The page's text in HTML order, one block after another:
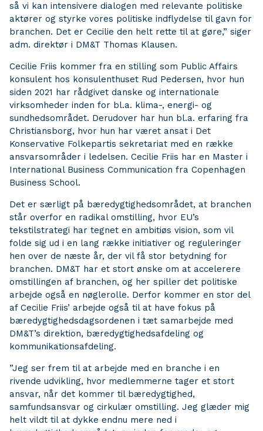
så vi kan intensivere dialogen med relevante politiske
aktører og styrke vores politiske indflydelse til gavn for
branchen. Det er Cecilie den helt rette til at gøre,” siger
adm. direktør i DM&T Thomas Klausen.
Cecilie Friis kommer fra en stilling som Public Affairs
konsulent hos konsulenthuset Rud Pedersen, hvor hun
siden 2021 har rådgivet danske og internationale
virksomheder inden for bl.a. klima-, energi- og
sundhedsområdet. Derudover har hun bl.a. erfaring fra
Christiansborg, hvor hun har været ansat i Det
Konservative Folkepartis sekretariat med en række
ansvarsområder i ledelsen. Cecilie Friis har en Master i
International Business Communication fra Copenhagen
Business School.
Det er særligt på bæredygtighedsområdet, at branchen
står overfor en radikal omstilling, hvor EU’s
tekstilstrategi har tegnet en ambitiøs vision, som vil
folde sig ud i en lang række initiativer og reguleringer
hen over de næste år, der vil få stor betydning for
branchen. DM&T har et stort ønske om at accelerere
omstillingen af branchen, og her spiller det politiske
arbejde også en nøglerolle. Derfor kommer en stor del
af Cecilie Friis’ arbejde også til at have fokus på
bæredygtighedsdagsordenen i tæt samarbejde med
DM&T’s direktion, bæredygtighedsafdeling og
kommunikationsafdeling.
”Jeg ser frem til at arbejde med en branche i en
rivende udvikling, hvor medlemmerne tager et stort
ansvar, når det kommer til bæredygtighed,
samfundsansvar og cirkulær omstilling. Jeg glæder mig
helt vildt til at dykke endnu mere ned i